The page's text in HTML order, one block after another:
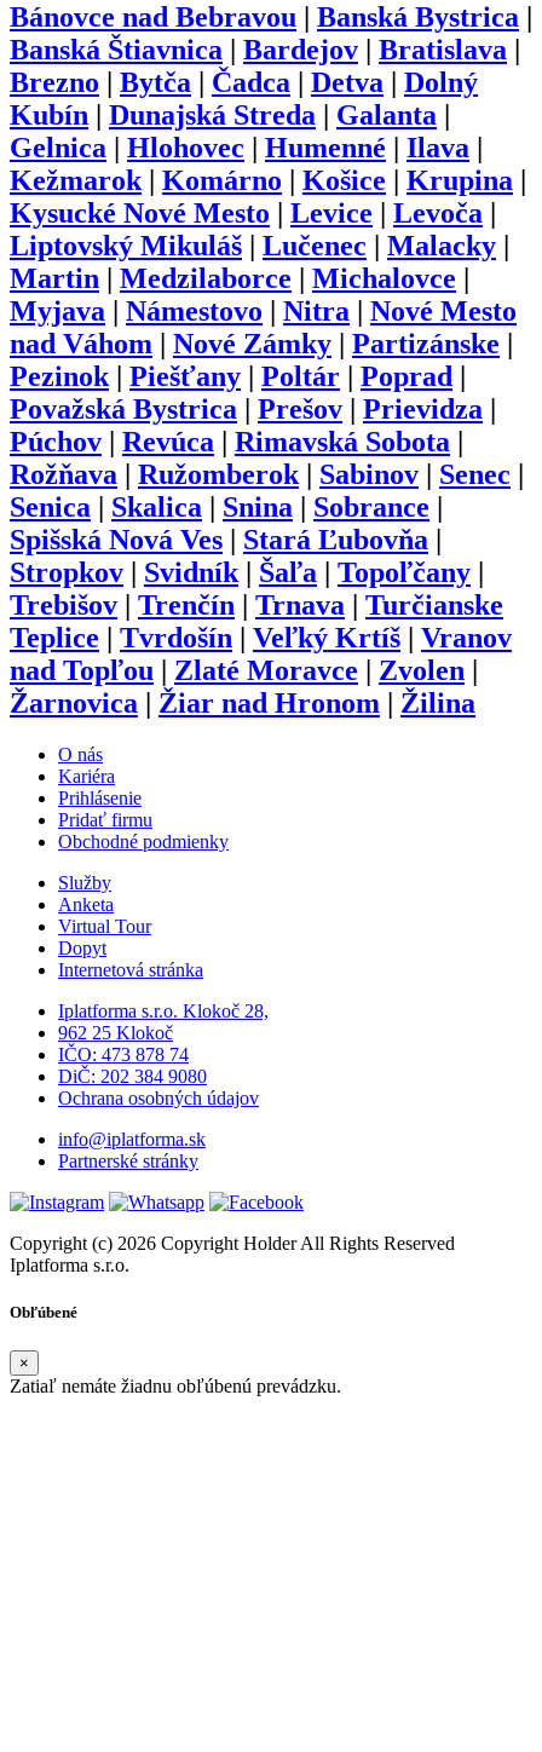
Bánovce nad Bebravou Banská Bystrica
Banská Štiavnica
Bardejov Bratislava
Brezno
Bytča Čadca Detva
Dolný
Kubín
Dunajská Streda Galanta
Gelnica
Hlohovec Humenné Ilava
Kežmarok| Komárno Košice Krupina
Kysucké Nové Mesto
Levice Levoča
Liptovský Mikuláš
Lučenec Malacky
Martin
Medzilaborce Michalovce
Myjava
Námestovo Nitra
Nové Mesto
nad Váhom
Nové Zámky Partizánske
Pezinok| Piešťany Poltár Poprad
Považská Bystrica
Prešov Prievidza
Púchov
Revúca Rimavská Sobota
Rožňava
Ružomberok| Sabinov Senec
Senica
Skalica Snina Sobrance
Spišská Nová Ves
Stará Ľubovňa
Stropkov
Svidník| Šaľa Topoľčany
Trebišov
Trenčín Trnava
Turčianske
Teplice
Tvrdošín Veľký Krtíš
Vranov
nad Topľou
Zlaté Moravce Zvolen
Žarnovica
Žiar nad Hronom Žilina
O nás
Kariéra
Prihlásenie
Pridať firmu
Obchodné podmienky
Služby
Anketa
Virtual Tour
Dopyt
Internetová stránka
Iplatforma s.r.o. Klokoč 28,
962 25 Klokoč
IČO: 473 878 74
DiČ: 202 384 9080
Ochrana osobných údajov
info@iplatforma.sk
Partnerské stránky
Copyright (c) 2026 Copyright Holder All Rights Reserved
Iplatforma s.r.o.
Obľúbené
×
Zatiaľ nemáte žiadnu obľúbenú prevádzku.